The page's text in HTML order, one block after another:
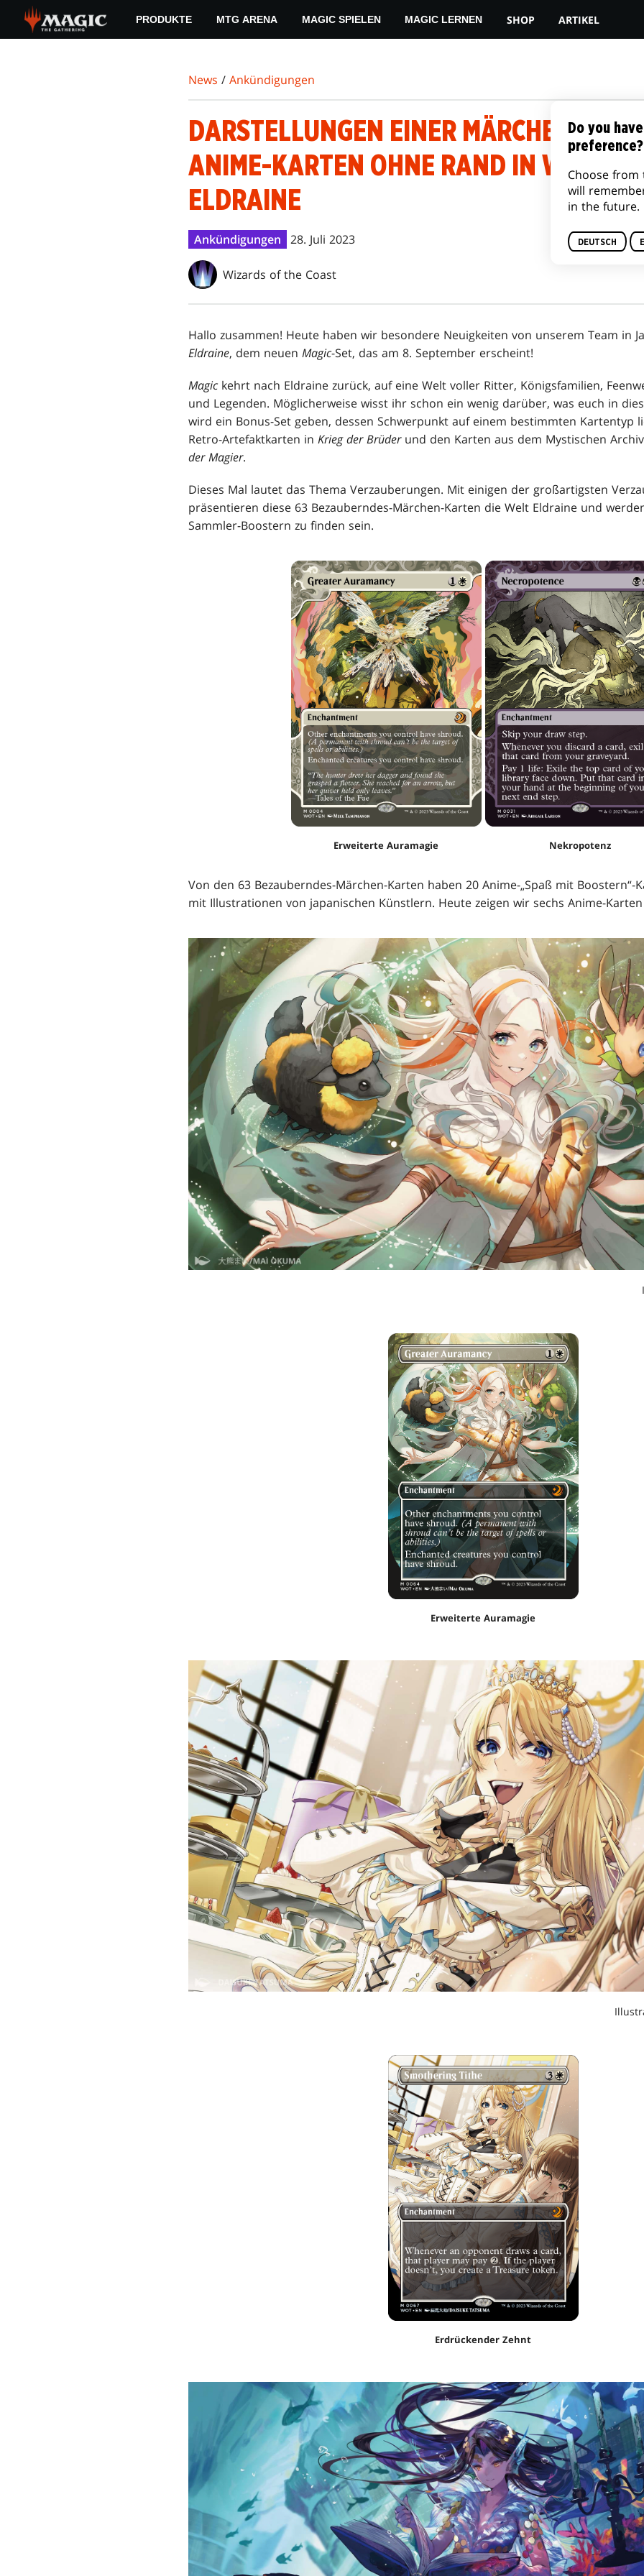
main
PRODUKTE MTG ARENA MAGIC SPIELEN MAGIC LERNEN SHOP ARTIKEL
News / Ankündigungen
DARSTELLUNGEN EINER MÄRCHEN-
ANIME-KARTEN OHNE RAND IN
ELDRAINE
Ankündigungen 28. Juli 2023
Wizards of the Coast
Hallo zusammen! Heute haben wir besondere Neuigkeiten von unserem Team in
Eldraine, dem neuen Magic-Set, das am 8. September erscheint!
Magic kehrt nach Eldraine zurück, auf eine Welt voller Ritter, Königsfamilien,
und Legenden. Möglicherweise wisst ihr schon ein wenig darüber, was euch in
wird ein Bonus-Set geben, dessen Schwerpunkt auf einem bestimmten Kartentyp
Retro-Artefaktkarten in Krieg der Brüderund den Karten aus dem Mystischen
der Magier.
Dieses Mal lautet das Thema Verzauberungen. Mit einigen der großartigsten
präsentieren diese 63 Bezauberndes-Märchen-Karten die Welt Eldraine und
Sammler-Boostern zu finden sein.
Erweiterte Auramagie Nekropotenz
Von den 63 Bezauberndes-Märchen-Karten haben 20 Anime-„Spaß mit Boostern“-
mit Illustrationen von japanischen Künstlern. Heute zeigen wir sechs Anime-
Erweiterte Auramagie
Erdrückender Zehnt
Do you
preference?
Choose
will
in the future.
DEUTSCH